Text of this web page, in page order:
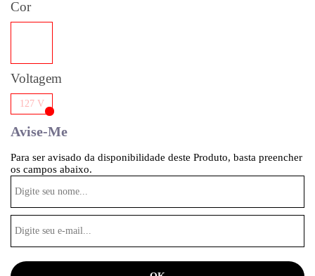
Cor
Voltagem
127 V
Avise-Me
Para ser avisado da disponibilidade deste Produto, basta preencher
os campos abaixo.